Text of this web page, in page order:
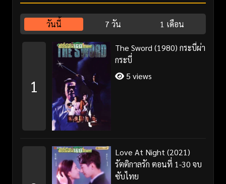
วันนี้ 7 วัน 1 เดือน
1
The Sword (1980) กระบี่ผ่า
กระบี่
5 views
Love At Night (2021)
รัตติกาลรัก ตอนที่ 1-30 จบ
ซับไทย